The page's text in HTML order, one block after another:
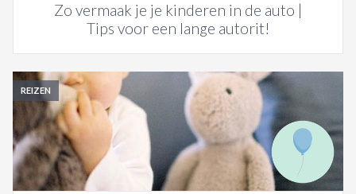
Zo vermaak je je kinderen in de auto |
Tips voor een lange autorit!
REIZEN